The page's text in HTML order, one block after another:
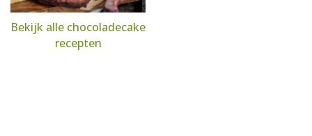
Bekijk alle chocoladecake
recepten